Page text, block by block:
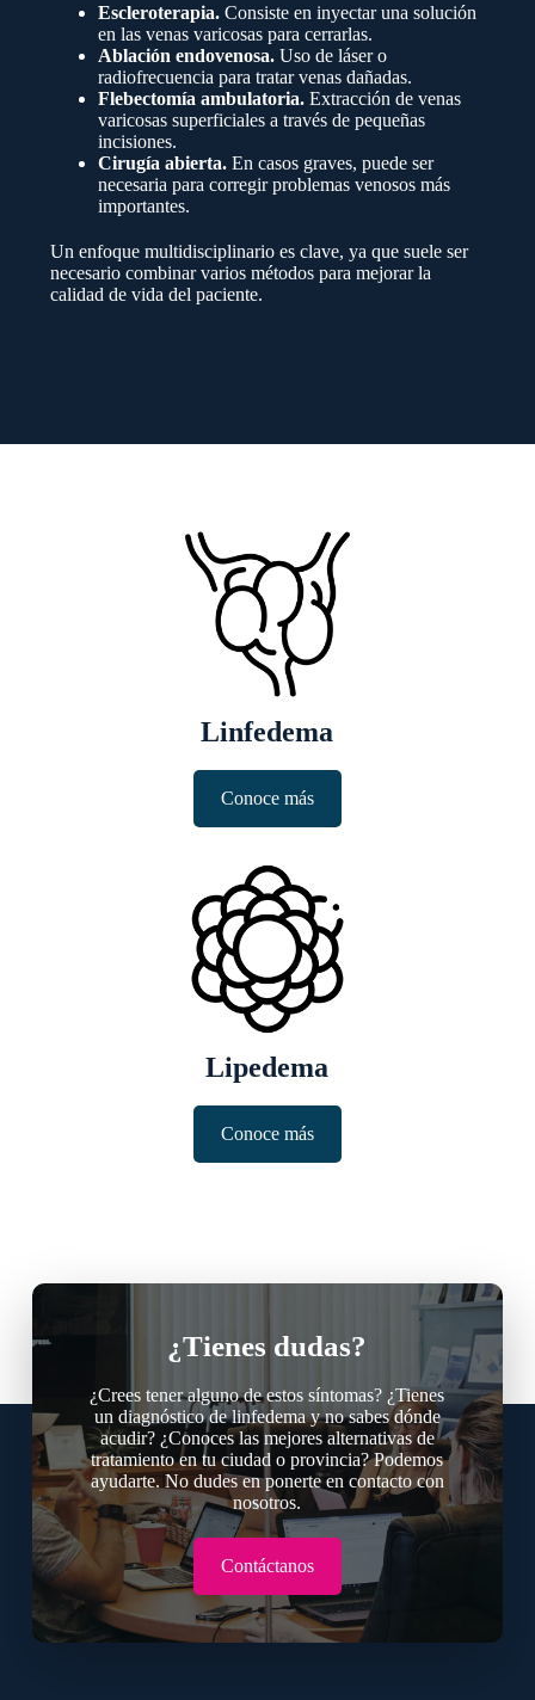
Escleroterapia.Consiste en inyectar una solución
en las venas varicosas para cerrarlas.
Ablación endovenosa.Uso de láser o
radiofrecuencia para tratar venas dañadas.
Flebectomía ambulatoria.Extracción de venas
varicosas superficiales a través de pequeñas
incisiones.
Cirugía abierta.En casos graves, puede ser
necesaria para corregir problemas venosos más
importantes.
Un enfoque multidisciplinario es clave, ya que suele ser
necesario combinar varios métodos para mejorar la
calidad de vida del paciente.
Linfedema
Conoce más
Lipedema
Conoce más
¿Tienes dudas?
¿Crees tener alguno de estos síntomas? ¿Tienes
un diagnóstico de linfedema y no sabes dónde
acudir? ¿Conoces las mejores alternativas de
tratamiento en tu ciudad o provincia? Podemos
ayudarte. No dudes en ponerte en contacto con
nosotros.
Contáctanos